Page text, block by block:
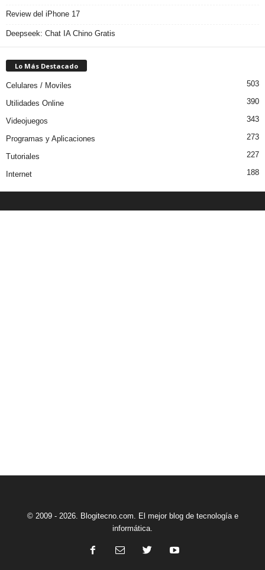
Review del iPhone 17
Deepseek: Chat IA Chino Gratis
Lo Más Destacado
Celulares / Moviles 503
Utilidades Online 390
Videojuegos 343
Programas y Aplicaciones 273
Tutoriales 227
Internet 188
© 2009 - 2026. Blogitecno.com. El mejor blog de tecnología e
informática.